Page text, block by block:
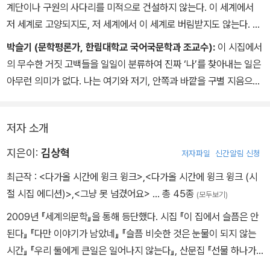
다보는 일을 그만두지 못했습니다 내색하는 건
무서우니까 오늘 밤에도 기도를 해야지 종일 정글짐이
나 오르내리면 아무리 추워도 죽을 만한 겨울은 없고 운동장은 왜 얼
지 않을까, 혼자 소매로 모래를 쓸며 궁금합니다 미친 여자 가랑일 봤
- 「홍조」
계단이나 구원의 사다리를 미적으로 건설하지 않는다. 이 세계에서
저 세계로 고양되지도, 저 세계에서 이 세계로 버림받지도 않는다. 그
것은 한 몸의 적나라한 문제이고, 온몸의 뜨거운 실재적인 사건이다.
그것은 김상혁의 시가 드러내는 ‘신앙의 체위’, 그것은 얼굴을 어둠에
묻은 ‘신앙의 후배위’로 엎드리며 일어선다. 그 동작에서 숭고와 비밀
체와 ‘일어서는’ 사드의 주체가 동시에 발생한다. 이상(李箱)이라는
리치면서, 그는 정신분석의 커튼을 찢고 몸의 무대를 드러낸다. 이 사
람을 보라. 거울을 깨고 이 몸을 보라. 눈이 없는 뒤통수, 검은 물결 같
은 머리카락, 한겨울의 계곡 같은 등짝, 바닥으로부터 환하게 떠오르
는 엉덩이……. 울음을 틀어막듯이 엎드린 당신은 슬픔을 봉인한 몸,
이 몸에서 어떤 슬픔도 새어 나가서는 안 된다. “이 집에서 슬픔은 안
된다.” 아, 아……. 슬픔을 누를수록 슬픔이 몰래 자라고, 비밀을 덮을
박슬기 (문학평론가, 한림대학교 국어국문학과 조교수): 이 시집에서
의 무수한 거짓 고백들을 일일이 분류하여 진짜 ‘나’를 찾아내는 일은
아무런 의미가 없다. 나는 여기와 저기, 안쪽과 바깥을 구별 지음으로
경계 자체만을 무한히 확대해 나간다. 경계의 확대는 결국 이를 둘러
싼 세계의 구성 원리 자체를 소멸시킨다. 어머니의 얼굴을 한 신의 아
로운 메시아는 태어나기 전에 주어진 속죄로 인해 죄인이 된 인류를
대속하는 것이 아니라 아버지의 세계가 소멸되게 한다. 아름답지 않
지만 숭고한, 엎드린 메시아의 자세에서. 우리는 새로운 세계를 볼지
도 모른다. 가도 가도 끝없는 피의 벌판일지도 모르지만, 인간으로 존
재하지 못할 수도 있겠지만.
저자 소개
지은이: 김상혁 저자파일 신간알림 신청
최근작 : <다가올 시간에 윙크 윙크> <다가올 시간에 윙크 윙크 (시
절 시집 에디션)> <그냥 못 넘겼어요> … 총 45종 (모두보기)
2009년 『세계의문학』을 통해 등단했다. 시집 『이 집에서 슬픔은 안
된다』 『다만 이야기가 남았네』 『슬픔 비슷한 것은 눈물이 되지 않는
시간』 『우리 둘에게 큰일은 일어나지 않는다』, 산문집 『선물 하나가